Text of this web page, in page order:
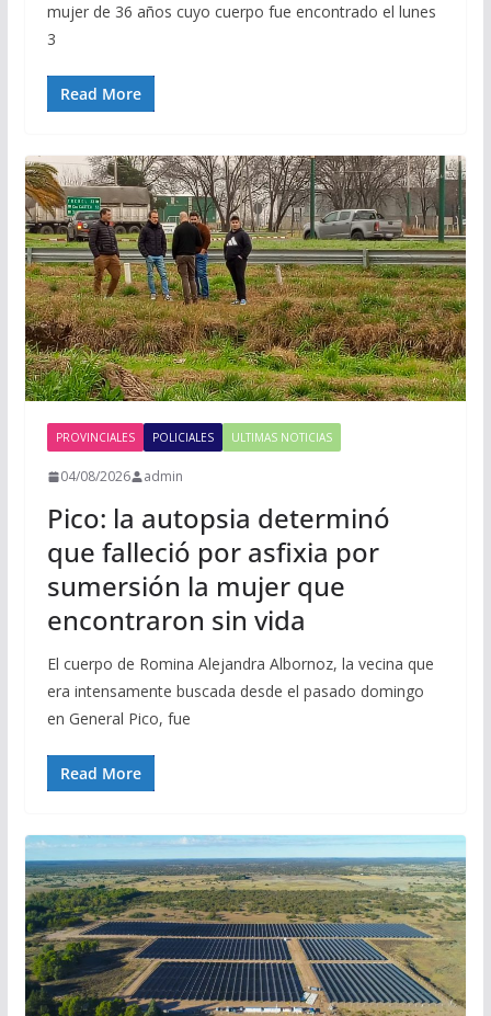
mujer de 36 años cuyo cuerpo fue encontrado el lunes
3
Read More
PROVINCIALES POLICIALES ULTIMAS NOTICIAS
04/08/2026 admin
Pico: la autopsia determinó
que falleció por asfixia por
sumersión la mujer que
encontraron sin vida
El cuerpo de Romina Alejandra Albornoz, la vecina que
era intensamente buscada desde el pasado domingo
en General Pico, fue
Read More